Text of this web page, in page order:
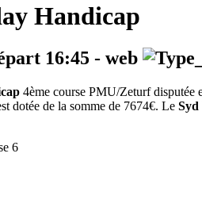
Handicap
16:45 - web
4ème course PMU/Zeturf disputée
dotée de la somme de 7674€. Le
6